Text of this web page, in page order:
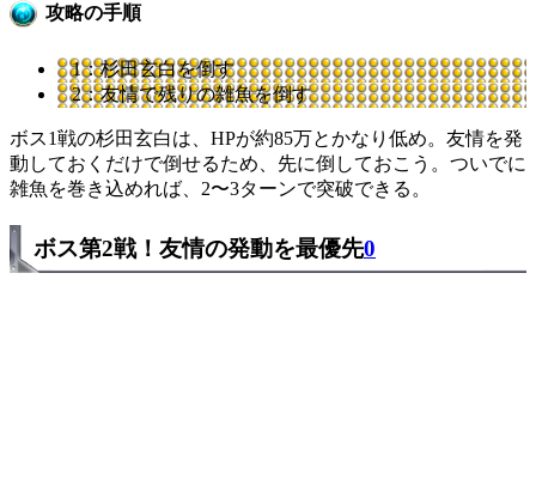
攻略の手順
1：杉田玄白を倒す
2：友情で残りの雑魚を倒す
ボス1戦の杉田玄白は、HPが約85万とかなり低め。友情を発
動しておくだけで倒せるため、先に倒しておこう。ついでに
雑魚を巻き込めれば、2〜3ターンで突破できる。
ボス第2戦！友情の発動を最優先0